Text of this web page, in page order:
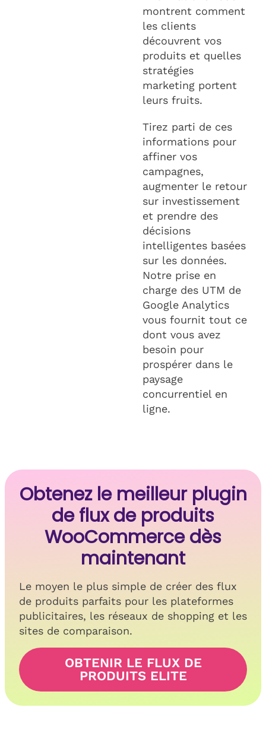
montrent comment
les clients
découvrent vos
produits et quelles
stratégies
marketing portent
leurs fruits.
Tirez parti de ces
informations pour
affiner vos
campagnes,
augmenter le retour
sur investissement
et prendre des
décisions
intelligentes basées
sur les données.
Notre prise en
charge des UTM de
Google Analytics
vous fournit tout ce
dont vous avez
besoin pour
prospérer dans le
paysage
concurrentiel en
ligne.
Obtenez le meilleur plugin
de flux de produits
WooCommerce dès
maintenant
Le moyen le plus simple de créer des flux
de produits parfaits pour les plateformes
publicitaires, les réseaux de shopping et les
sites de comparaison.
OBTENIR LE FLUX DE
PRODUITS ELITE